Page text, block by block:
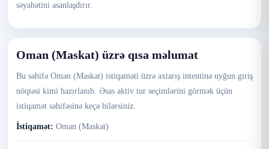
səyahətini asanlaşdırır.
Oman (Maskat) üzrə qısa məlumat
Bu səhifə Oman (Maskat) istiqaməti üzrə axtarış intentinə uyğun giriş
nöqtəsi kimi hazırlanıb. Əsas aktiv tur seçimlərini görmək üçün
istiqamət səhifəsinə keçə bilərsiniz.
İstiqamət: Oman (Maskat)